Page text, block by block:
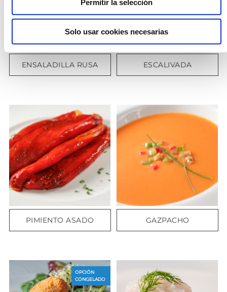
Permitir la selección
Solo usar cookies necesarias
ENSALADILLA RUSA ESCALIVADA
PIMIENTO ASADO GAZPACHO
OPCIÓN
CONGELADO